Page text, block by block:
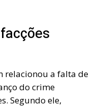
relacionou a falta de
do crime
Segundo ele,